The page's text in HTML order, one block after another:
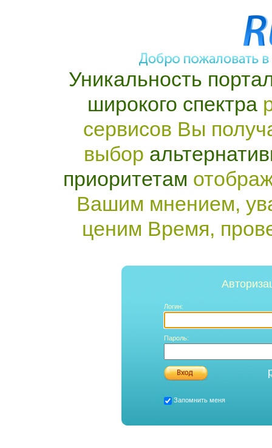
Уникальность
широкого спектра
сервисов Вы
выбор
приоритетам
Вашим мнением,
ценим Время,
Логин:
Пароль:
Запомнить меня